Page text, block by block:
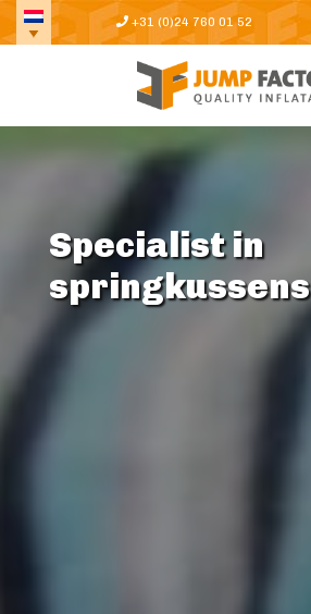
+31 (0)24 760 01 52
Specialist in
springkussens